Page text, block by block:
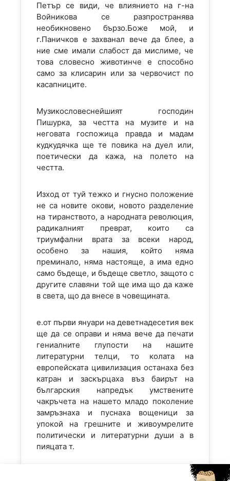
Петър се види, че влиянието на г-на
Войникова се разпространява
необикновено бързо.Боже мой, и
г.Паничков е захванал вече да блее, а
ние сме имали слабост да мислиме, че
това словесно животинче е способно
само за клисарин или за червочист по
касапниците.
Музикословеснейшият господин
Пишурка, за честта на музите и на
неговата госпожица правда и мадам
кудкудячка ще те повика на дуел или,
поетически да кажа, на полето на
честта.
Изход от туй тежко и гнусно положение
не са новите окови, новото разделение
на тиранството, а народната революция,
радикалният преврат, които са
триумфални врата за всеки народ,
особено за нашия, който няма
преминало, няма настояще, а има едно
само бъдеще, и бъдеще светло, защото с
другите славяни той ще има що да каже
в света, що да внесе в човещината.
е.от първи януари на деветнадесетия век
ще да се оправи и няма вече да печати
гениалните глупости на нашите
литературни телци, то колата на
европейската цивилизация останаха без
катран и заскърцаха въз баирът на
българския напредък умствените
чакръчета на нашето младо поколение
замръзнаха и пуснаха вощеници за
упокой на грешните и живоумрелите
политически и литературни души а в
пияцата т.